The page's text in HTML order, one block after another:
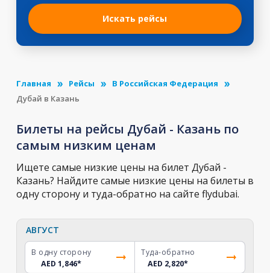
Искать рейсы
Главная Рейсы
В Российская Федерация
Дубай в Казань
Билеты на рейсы Дубай - Казань по
самым низким ценам
Ищете самые низкие цены на билет Дубай -
Казань? Найдите самые низкие цены на билеты в
одну сторону и туда-обратно на сайте flydubai.
АВГУСТ
В одну сторону
AED 1,846*
Туда-обратно
AED 2,820*